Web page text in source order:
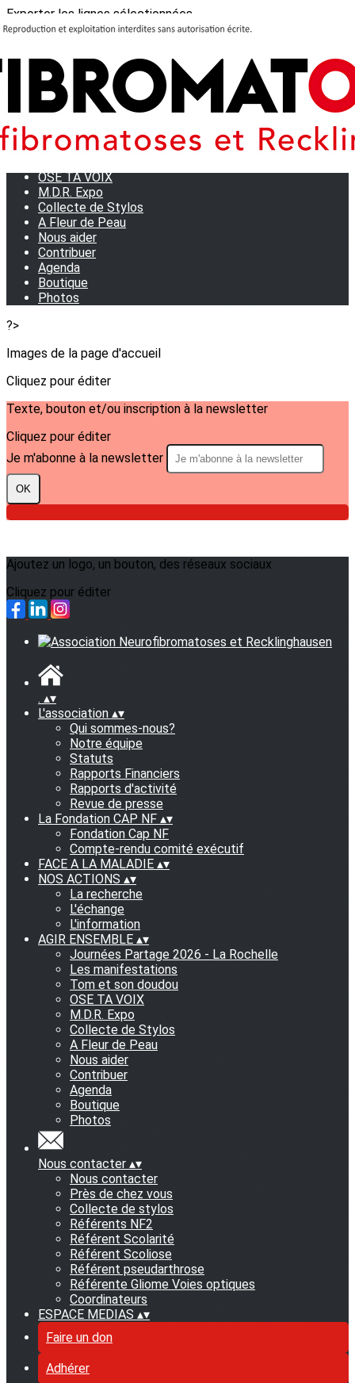
Exporter les lignes sélectionnées
Exporter toutes les colonnes
Journées Partage 2026 - La Rochelle
Les manifestations
OSE TA VOIX
M.D.R. Expo
Collecte de Stylos
A Fleur de Peau
Nous aider
Contribuer
Agenda
Boutique
Photos
?>
Images de la page d'accueil
Cliquez pour éditer
Texte, bouton et/ou inscription à la newsletter
Cliquez pour éditer
Je m'abonne à la newsletter
OK
Ajoutez un logo, un bouton, des réseaux sociaux
Cliquez pour éditer
. ▴▾
L'association ▴▾
Qui sommes-nous?
Notre équipe
Statuts
Rapports Financiers
Rapports d'activité
Revue de presse
La Fondation CAP NF ▴▾
Fondation Cap NF
Compte-rendu comité exécutif
FACE A LA MALADIE ▴▾
NOS ACTIONS ▴▾
La recherche
L'échange
L'information
AGIR ENSEMBLE ▴▾
Journées Partage 2026 - La Rochelle
Les manifestations
Tom et son doudou
OSE TA VOIX
M.D.R. Expo
Collecte de Stylos
A Fleur de Peau
Nous aider
Contribuer
Agenda
Boutique
Photos
Nous contacter ▴▾
Nous contacter
Près de chez vous
Collecte de stylos
Référents NF2
Référent Scolarité
Référent Scoliose
Référent pseudarthrose
Référente Gliome Voies optiques
Coordinateurs
ESPACE MEDIAS ▴▾
Faire un don
Adhérer